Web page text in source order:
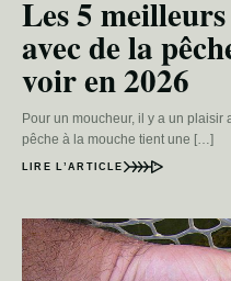
Les 5
avec de la
voir en 2026
Pour un moucheur, il y a un plaisir
pêche à la mouche tient une […]
LIRE L’ARTICLE